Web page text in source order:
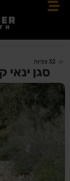
32 צפיות
סגן ינאי